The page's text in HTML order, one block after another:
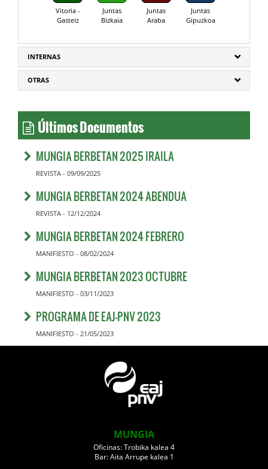
Vitoria -
Gasteiz
Juntas
Bizkaia
Juntas
Araba
Juntas
Gipuzkoa
INTERNAS
OTRAS
Últimos Documentos
MUNGIA BERBETAN 2025 IRAILA
REVISTA - 09/09/2025
MUNGIA BERBETAN 2024 ABENDUA
REVISTA - 12/12/2024
MUNGIA BERBETAN 2024 FEBRERO
MANIFIESTO - 08/02/2024
MUNGIA BERBETAN 2023 OCTUBRE
MANIFIESTO - 03/11/2023
PROGRAMA DE EAJ-PNV 2023
MANIFIESTO - 21/05/2023
MUNGIA
Oficinas: Trobika kalea 4
Bar: Aita Arrupe kalea 1